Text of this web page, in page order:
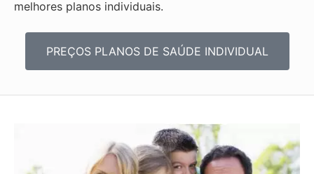
melhores planos individuais.
PREÇOS PLANOS DE SAÚDE INDIVIDUAL